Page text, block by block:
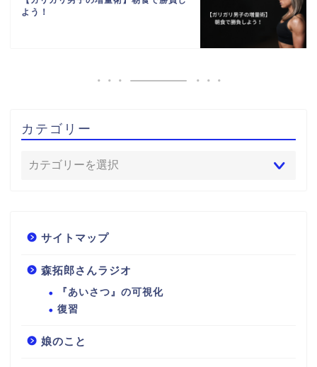
よう！
カテゴリー
サイトマップ
森拓郎さんラジオ
『あいさつ』の可視化
復習
娘のこと